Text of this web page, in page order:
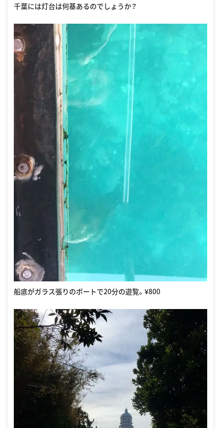
千葉には灯台は何基あるのでしょうか？
船底がガラス張りのボートで20分の遊覧。¥800